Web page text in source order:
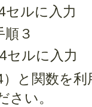
セルに入力
３
セルに入力
と関数を
さい。